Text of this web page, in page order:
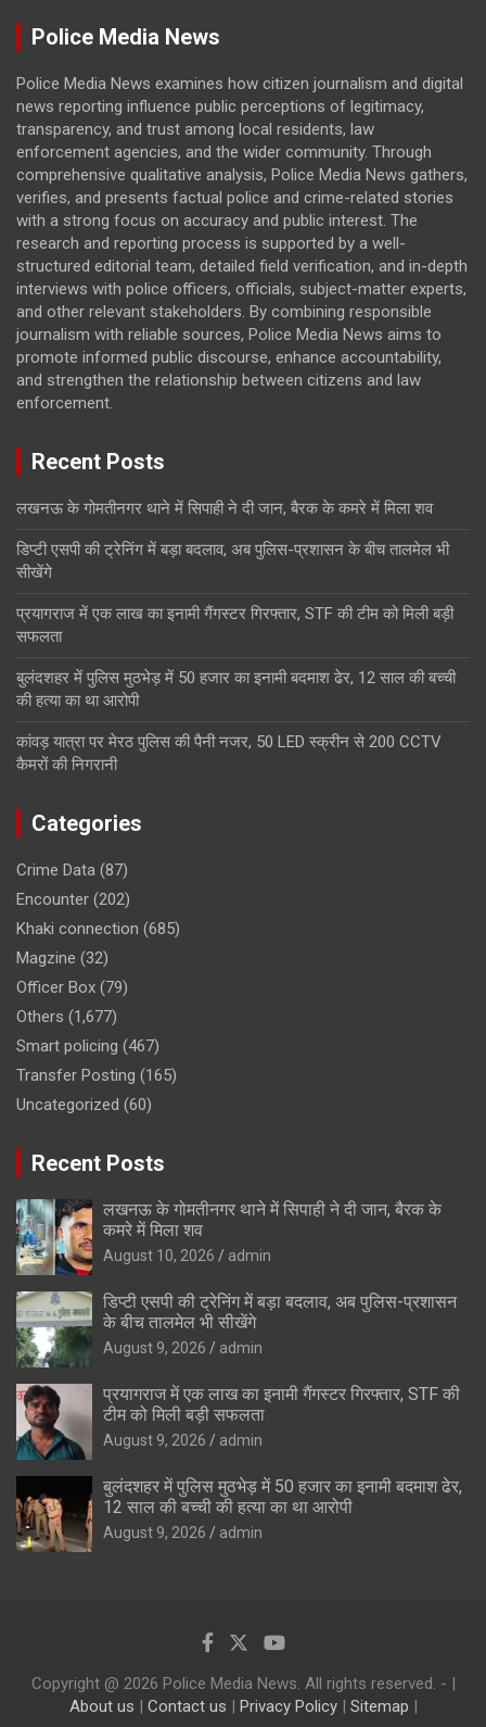
Police Media News
Police Media News examines how citizen journalism and digital
news reporting influence public perceptions of legitimacy,
transparency, and trust among local residents, law
enforcement agencies, and the wider community. Through
comprehensive qualitative analysis, Police Media News gathers,
verifies, and presents factual police and crime-related stories
with a strong focus on accuracy and public interest. The
research and reporting process is supported by a well-
structured editorial team, detailed field verification, and in-depth
interviews with police officers, officials, subject-matter experts,
and other relevant stakeholders. By combining responsible
journalism with reliable sources, Police Media News aims to
promote informed public discourse, enhance accountability,
and strengthen the relationship between citizens and law
enforcement.
Recent Posts
लखनऊ के गोमतीनगर थाने में सिपाही ने दी जान, बैरक के कमरे में मिला शव
डिप्टी एसपी की ट्रेनिंग में बड़ा बदलाव, अब पुलिस-प्रशासन के बीच तालमेल भी
सीखेंगे
प्रयागराज में एक लाख का इनामी गैंगस्टर गिरफ्तार, STF की टीम को मिली बड़ी
सफलता
बुलंदशहर में पुलिस मुठभेड़ में 50 हजार का इनामी बदमाश ढेर, 12 साल की बच्ची
की हत्या का था आरोपी
कांवड़ यात्रा पर मेरठ पुलिस की पैनी नजर, 50 LED स्क्रीन से 200 CCTV
कैमरों की निगरानी
Categories
Crime Data (87)
Encounter (202)
Khaki connection (685)
Magzine (32)
Officer Box (79)
Others (1,677)
Smart policing (467)
Transfer Posting (165)
Uncategorized (60)
Recent Posts
लखनऊ के गोमतीनगर थाने में सिपाही ने दी जान, बैरक के
कमरे में मिला शव
August 10, 2026 admin
डिप्टी एसपी की ट्रेनिंग में बड़ा बदलाव, अब पुलिस-प्रशासन
के बीच तालमेल भी सीखेंगे
August 9, 2026 admin
प्रयागराज में एक लाख का इनामी गैंगस्टर गिरफ्तार, STF की
टीम को मिली बड़ी सफलता
August 9, 2026 admin
बुलंदशहर में पुलिस मुठभेड़ में 50 हजार का इनामी बदमाश ढेर,
12 साल की बच्ची की हत्या का था आरोपी
August 9, 2026 admin
Copyright @ 2026 Police Media News. All rights reserved. - |
About us | Contact us | Privacy Policy| Sitemap |